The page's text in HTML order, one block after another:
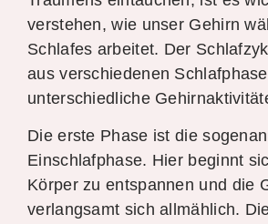
verstehen, wie unser Gehirn
Schlafes arbeitet. Der
aus verschiedenen
unterschiedliche
Die erste Phase ist die
Einschlafphase. Hier beginnt
Körper zu entspannen und die
verlangsamt sich allmählich.